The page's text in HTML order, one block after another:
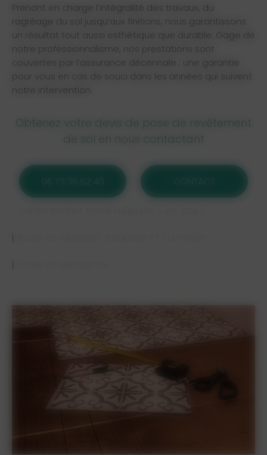
Prenant en charge l’intégralité des travaux, du
ragréage du sol jusqu’aux finitions, nous garantissons
un résultat tout aussi esthétique que durable. Gage de
notre professionnalisme, nos prestations sont
couvertes par l’assurance décennale ; une garantie
pour vous en cas de souci dans les années qui suivent
notre intervention.
Obtenez votre devis de pose de revêtement
de sol en nous contactant